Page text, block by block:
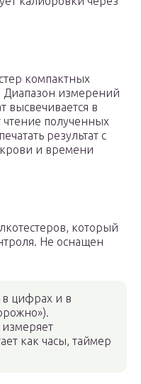
компактных
Диапазон измерений
высвечивается в
чтение полученных
результат с
и времени
который
Не оснащен
в цифрах и в
как часы, таймер